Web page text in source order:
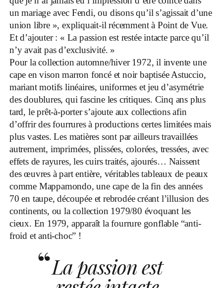
un mariage avec Fendi, ou disons qu’il s’agissait d’une
union libre », expliquait-il récemment à Point de Vue.
Et d’ajouter : « La passion est restée intacte parce qu’il
n’y avait pas d’exclusivité. »
Pour la collection automne/hiver 1972, il invente une
cape en vison marron foncé et noir baptisée Astuccio,
mariant motifs linéaires, uniformes et jeu d’asymétrie
des doublures, qui fascine les critiques. Cinq ans plus
tard, le prêt-à-porter s’ajoute aux collections afin
d’offrir des fourrures à productions certes limitées mais
plus vastes. Les matières sont par ailleurs travaillées
autrement, imprimées, plissées, colorées, tressées, avec
effets de rayures, les cuirs traités, ajourés… Naissent
des œuvres à part entière, véritables tableaux de peaux
comme Mappamondo, une cape de la fin des années
70 en taupe, découpée et rebrodée créant l’illusion des
continents, ou la collection 1979/80 évoquant les
cieux. En 1979, apparaît la fourrure gonflable “anti-
froid et anti-choc” !
La passion est